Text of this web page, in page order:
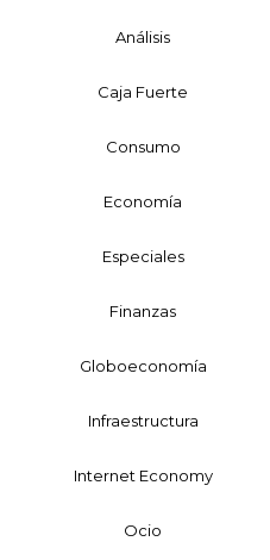
Análisis
Caja Fuerte
Consumo
Economía
Especiales
Finanzas
Globoeconomía
Infraestructura
Internet Economy
Ocio